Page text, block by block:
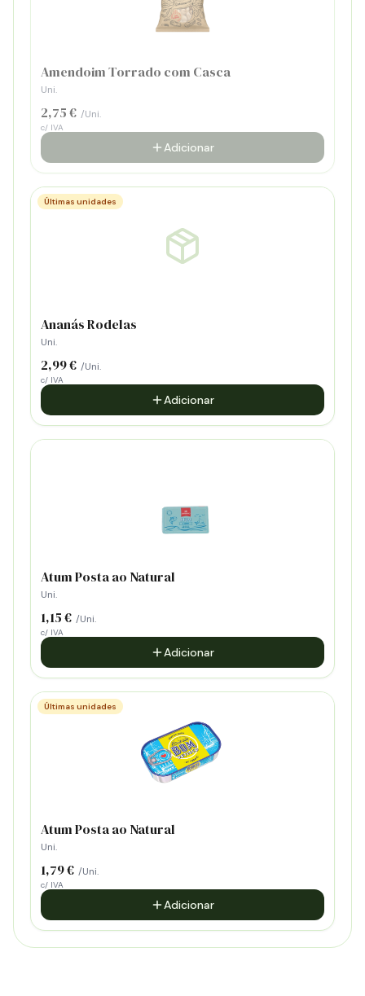
Amendoim Torrado com Casca
Uni.
2,75 € /Uni.
c/ IVA
Adicionar
Últimas unidades
Ananás Rodelas
Uni.
2,99 € /Uni.
c/ IVA
Adicionar
Atum Posta ao Natural
Uni.
1,15 € /Uni.
c/ IVA
Adicionar
Últimas unidades
Atum Posta ao Natural
Uni.
1,79 € /Uni.
c/ IVA
Adicionar